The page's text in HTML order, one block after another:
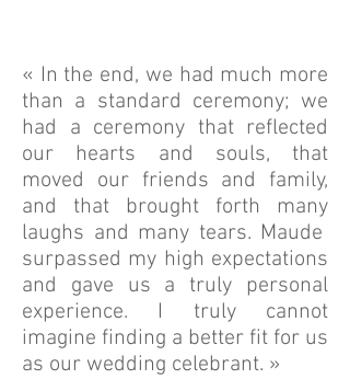
« In the end, we had much more
than a standard ceremony; we
had a ceremony that reflected
our hearts and souls, that
moved our friends and family,
and that brought forth many
laughs and many tears. Maude
surpassed my high expectations
and gave us a truly personal
experience. I truly cannot
imagine finding a better fit for us
as our wedding celebrant. »